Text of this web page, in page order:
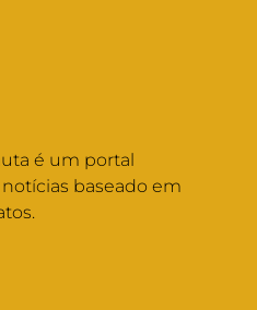
é um portal
baseado em